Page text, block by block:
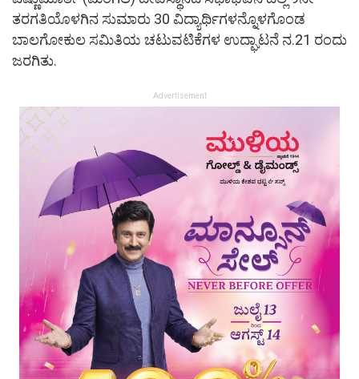
ತರಗತಿಯೊಳಗಿನ ಸುಮಾರು 30 ವಿದ್ಯಾರ್ಥಿಗಳನ್ನೊಳಗೊಂಡ
ಬಾಲಗೋಕುಲ ಸಮಿತಿಯ ಚಟುವಟಿಕೆಗಳ ಉದ್ಘಾಟನೆ ನ.21 ರಂದು
ಜರಗಿತು.
Advertisement